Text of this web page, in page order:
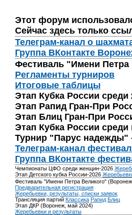
Этот форум
Сейчас здесь только
Телеграм-канал о
Группа ВКонтакте
Фестиваль "Имени Петра
Регламенты турниров
Итоговые таблицы
Этап Кубка России
Этап Рапид Гран-При
Этап Блиц Гран-При
Этап Кубка России
Турнир "Парус надежды"
Телеграм-канал
Группа ВКонтакте
Чемпионаты ЦФО среди женщин-2026
Этап Детского кубка России-2026
Фестиваль "Имени Петра Великого"
Предварительная регистрация
Жеребьевки, результаты, списки заявок
Трансляция партий Классика Рапид Блиц
Этап ДКР (Воронеж, май 2024)
Жеребьевки и результаты